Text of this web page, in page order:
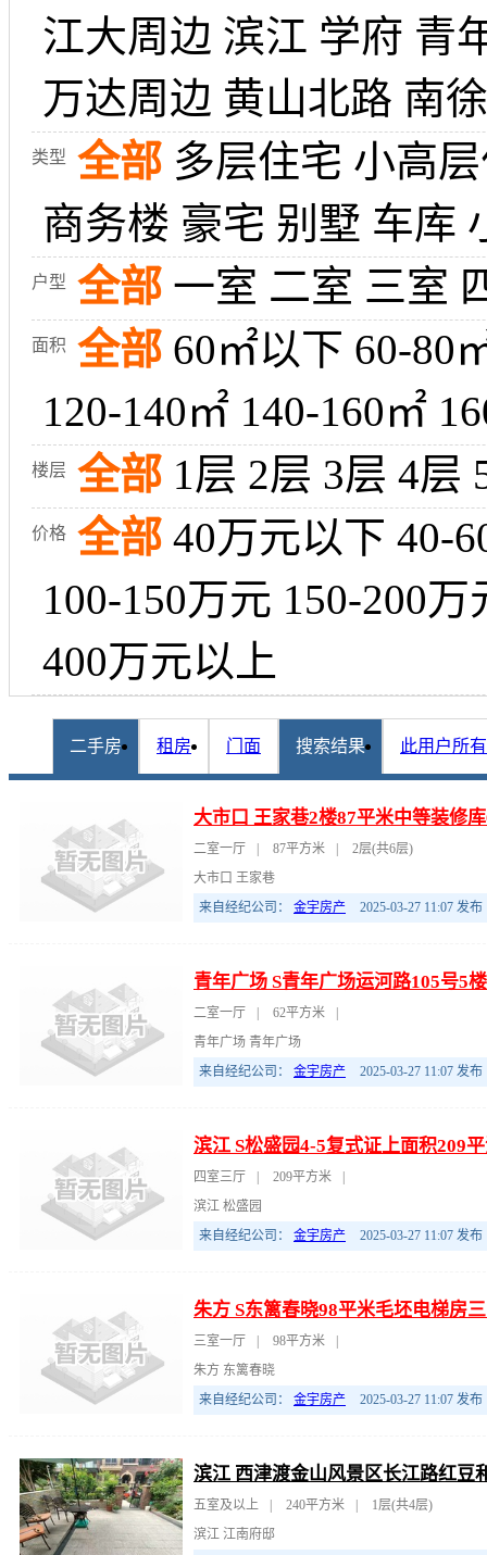
江大周边 滨江 学府 青
万达周边 黄山北路 南徐
类型 全部 多层住宅 小高
商务楼 豪宅 别墅 车库
户型 全部 一室 二室 三室
面积 全部 60㎡以下 60-80
120-140㎡ 140-160㎡
楼层 全部 1层 2层 3层 4层
价格 全部 40万元以下 40-
100-150万元 150-200万
400万元以上
二手房 租房 门面 搜索结果 此用户所
大市口 王家巷2楼87平米中等装修
二室一厅 87平方米
2层(共6层)
大市口 王家巷
来自经纪公司： 金宇房产 2025-03-27 11:07 发布
青年广场 S青年广场运河路105号5
二室一厅 62平方米
青年广场 青年广场
来自经纪公司： 金宇房产 2025-03-27 11:07 发布
滨江 S松盛园4-5复式证上面积209
四室三厅 209平方米
滨江 松盛园
来自经纪公司： 金宇房产 2025-03-27 11:07 发布
朱方 S东篱春晓98平米毛坯电梯房
三室一厅 98平方米
朱方 东篱春晓
来自经纪公司： 金宇房产 2025-03-27 11:07 发布
滨江 西津渡金山风景区长江路红豆
五室及以上 240平方米
1层(共4层)
滨江 江南府邸